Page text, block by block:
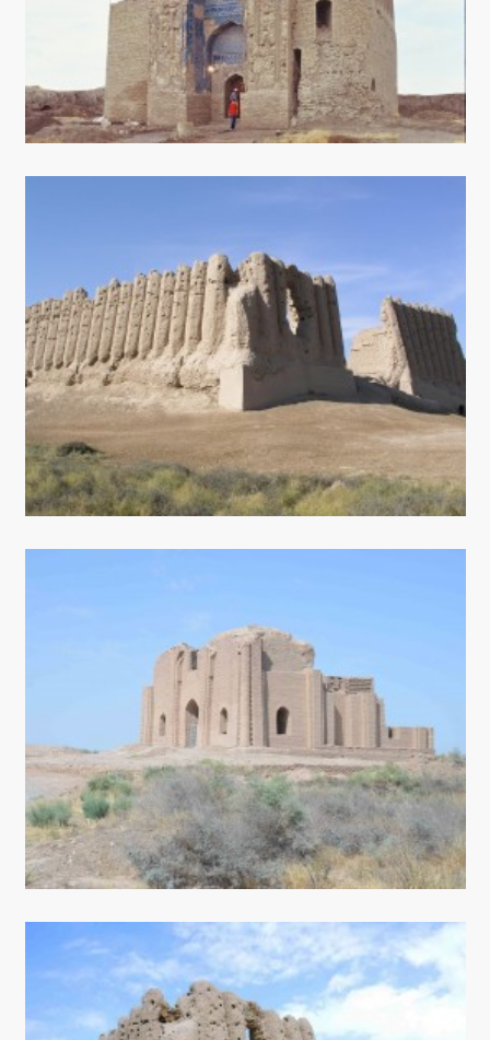
ЗАПИСЬ НА ПРИЕМ
КОНТАКТНЫЕ ДАННЫЕ
ДОКУМЕНТЫ